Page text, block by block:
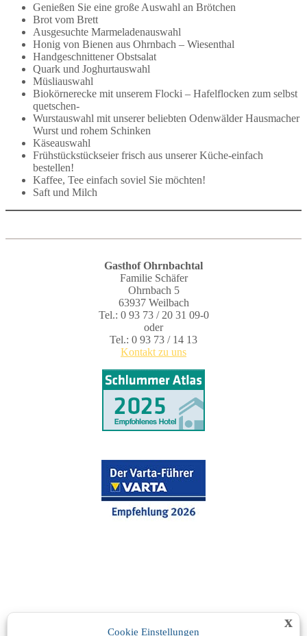
Cookie Einstellungen
x
Genießen Sie eine große Auswahl an Brötchen
Brot vom Brett
Ausgesuchte Marmeladenauswahl
Honig von Bienen aus Ohrnbach – Wiesenthal
Handgeschnittener Obstsalat
Quark und Joghurtauswahl
Müsliauswahl
Biokörnerecke mit unserem Flocki – Hafelflocken zum selbst
quetschen-
Wurstauswahl mit unserer beliebten Odenwälder Hausmacher
Wurst und rohem Schinken
Käseauswahl
Frühstückstückseier frisch aus unserer Küche-einfach
bestellen!
Kaffee, Tee einfach soviel Sie möchten!
Saft und Milch
Gasthof Ohrnbachtal
Familie Schäfer
Ohrnbach 5
63937 Weilbach
Tel.: 0 93 73 / 20 31 09-0
oder
Tel.: 0 93 73 / 14 13
Kontakt zu uns